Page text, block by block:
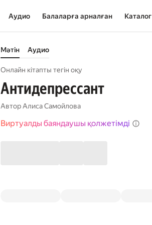
Аудио Балаларға арналған Каталог
Мәтін Аудио
Онлайн кітапты тегін оқу
Антидепрессант
АвторАлиса Самойлова
Виртуалды баяндаушы қолжетімді